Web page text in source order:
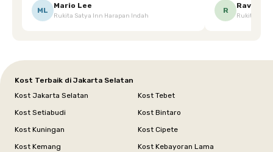
Ketika saya meminta keset karena sempat
terpeleset, permintaan tersebut langsung
ML
Mario Lee
Rukita Satya Inn Harapan Indah
mgkn saran dari air aja & kebersihan lebih di
R
Ravena
Rukita
Kost Terbaik di Jakarta Selatan
Kost Jakarta Selatan
Kost Tebet
Kost Setiabudi
Kost Bintaro
Kost Kuningan
Kost Cipete
Kost Kemang
Kost Kebayoran Lama